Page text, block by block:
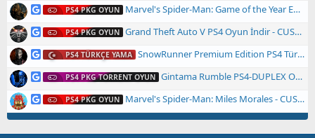
PS4 PKG OYUN Marvel's Spider-Man: Game of the Year Edition - TURKCE YAMA UYUMLU
PS4 PKG OYUN Grand Theft Auto V PS4 Oyun İndir - CUSA00419 (Türkçe Yama Uyumlu)
PS4 TÜRKÇE YAMA SnowRunner Premium Edition PS4 Türkçe Yama Çıktı !
PS4 PKG TORRENT OYUN Gintama Rumble PS4-DUPLEX Oyun İndir ! [CUSA08278 - ASIA - v1.01 - 6.72] + 5.05 için Dahili Fix
PS4 PKG OYUN Marvel's Spider-Man: Miles Morales - CUSA17776 v1.09 [7.50] + Backport v1.09 [5.05/6.72/7.02]